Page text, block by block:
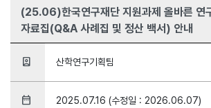
(25.06)한국연구재단 지원과제 올바른 연
자료집(Q&A 사례집 및 정산 백서) 안내
person_book 산학연구기획팀
date_range 2025.07.16 (수정일 : 2026.06.07)